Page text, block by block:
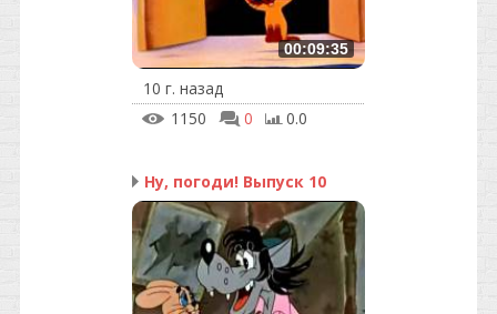
00:09:35
10 г. назад
1150
0 0.0
Ну, погоди! Выпуск 10